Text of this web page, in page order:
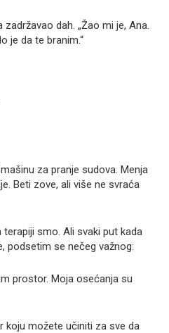
dah. „Žao mi je, Ana.
je da te branim.“
za pranje sudova. Menja
Beti zove, ali više ne svraća
terapiji smo. Ali svaki put kada
podsetim se nečeg važnog:
prostor. Moja osećanja su
koju možete učiniti za sve da